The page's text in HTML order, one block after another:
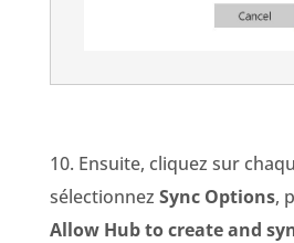
10. Ensuite, cliquez sur
sélectionnez Sync Options,
Allow Hub to create and